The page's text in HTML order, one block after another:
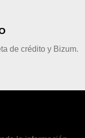
de crédito y Bizum.